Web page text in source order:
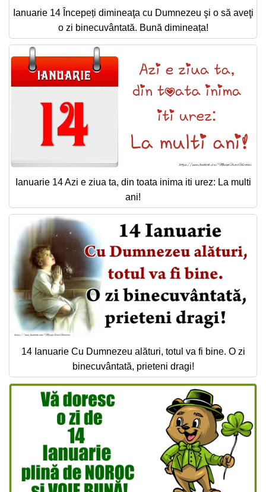
Ianuarie 14 Începeți dimineaţa cu Dumnezeu şi o să aveţi
o zi binecuvântată. Bună dimineața!
Ianuarie 14 Azi e ziua ta, din toata inima iti urez: La multi
ani!
14 Ianuarie Cu Dumnezeu alături, totul va fi bine. O zi
binecuvântată, prieteni dragi!